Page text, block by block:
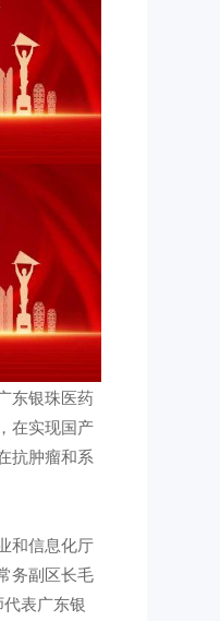
东银珠医药
在实现国产
抗肿瘤和系
和信息化厅
务副区长毛
表广东银